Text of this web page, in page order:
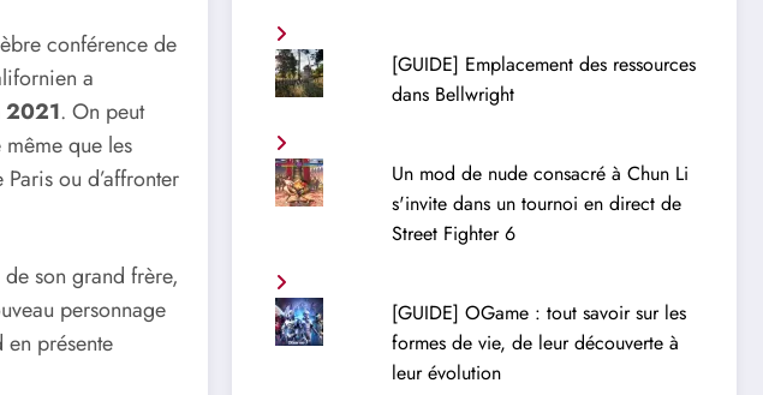
conférence de
a
2021. On peut
que les
ou d’affronter
de son grand frère,
personnage
présente
[GUIDE] Emplacement des ressources
dans Bellwright
Un mod de nude consacré à Chun Li
s'invite dans un tournoi en direct de
Street Fighter 6
[GUIDE] OGame : tout savoir sur les
formes de vie, de leur découverte à
leur évolution